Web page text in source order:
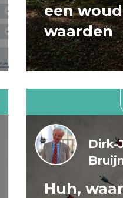
een
waarden
Dirk-
Huh,